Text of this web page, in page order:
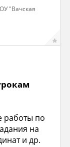
"Вачская
работы по
на
и др.